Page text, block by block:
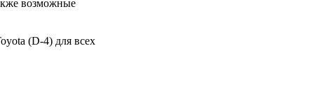
возможные
(D-4) для всех